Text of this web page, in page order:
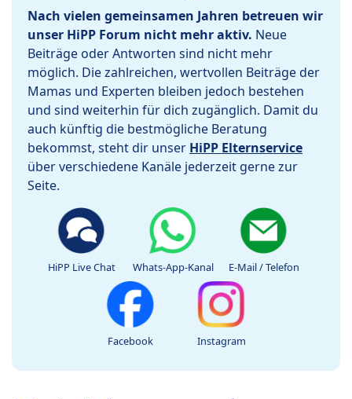
Nach vielen gemeinsamen Jahren betreuen wir
unser HiPP Forum nicht mehr aktiv. Neue
Beiträge oder Antworten sind nicht mehr
möglich. Die zahlreichen, wertvollen Beiträge der
Mamas und Experten bleiben jedoch bestehen
und sind weiterhin für dich zugänglich. Damit du
auch künftig die bestmögliche Beratung
bekommst, steht dir unser HiPP Elternservice
über verschiedene Kanäle jederzeit gerne zur
Seite.
HiPP Live Chat Whats-App-Kanal E-Mail / Telefon
Facebook Instagram